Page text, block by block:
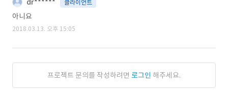
dr****** 클라이언트
아니요
2018.03.13. 오후 15:05
프로젝트 문의를 작성하려면 로그인 해주세요.